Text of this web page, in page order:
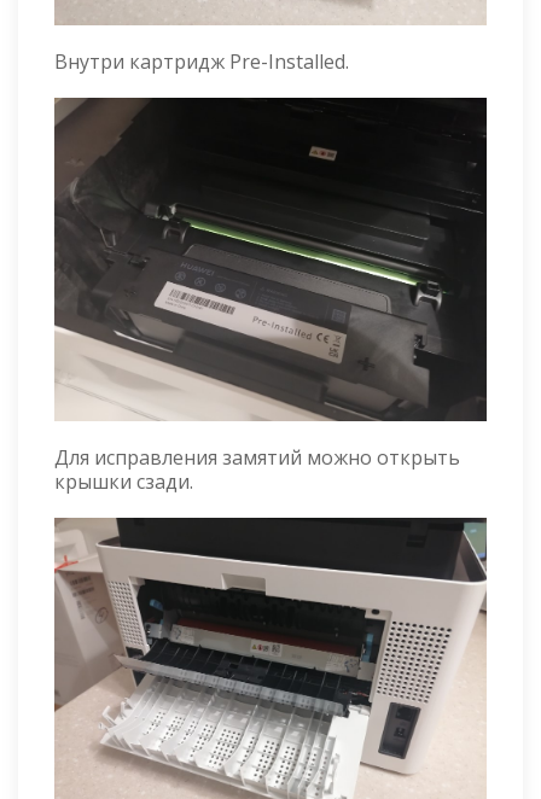
Внутри картридж Pre-Installed.
Для исправления замятий можно открыть
крышки сзади.